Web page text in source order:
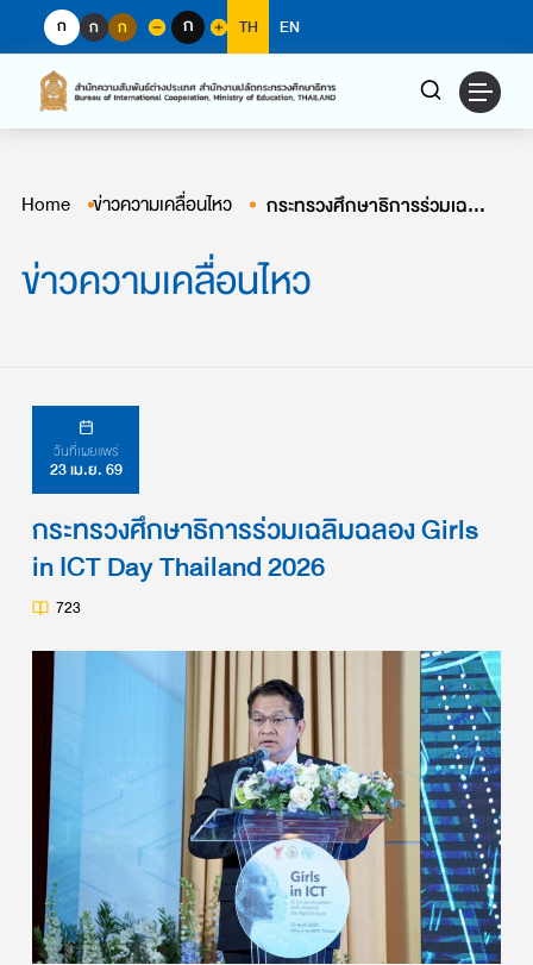
content
ก ก ก ก TH EN
Home ข่าวความเคลื่อนไหว กระทรวงศึกษาธิการร่วมเฉลิมฉลอง Girls in ICT Day Thailand 2026
ข่าวความเคลื่อนไหว
วันที่เผยแพร่
23 เม.ย. 69
กระทรวงศึกษาธิการร่วมเฉลิมฉลอง Girls
in ICT Day Thailand 2026
723